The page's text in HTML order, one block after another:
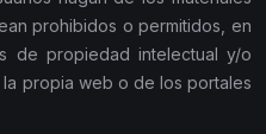
prohibidos o permitidos, en
de propiedad intelectual y/o
propia web o de los portales